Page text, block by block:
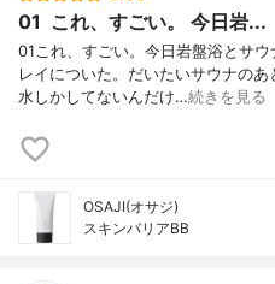
01 ㅤ これ、すごい。 今日岩...
01ㅤこれ、すごい。今日岩盤浴とサ
レイについた。だいたいサウナの
水しかしてないんだけ…続きを見る
OSAJI(オサジ)
スキンバリアBB